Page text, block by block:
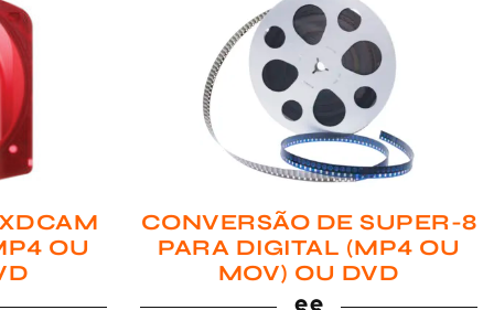
OU
CONVERSÃO DE SUPER-8
PARA DIGITAL (MP4 OU
MOV) OU DVD